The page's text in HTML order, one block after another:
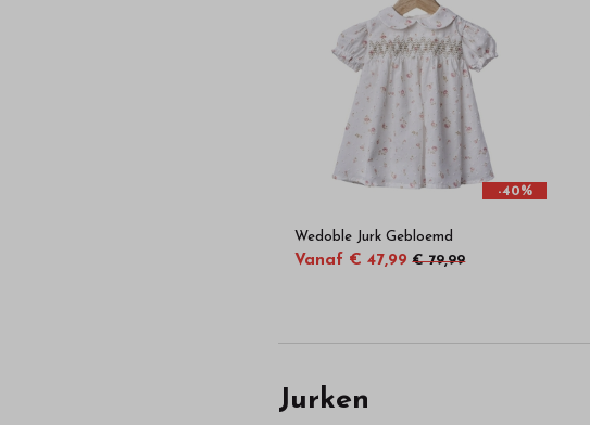
-40%
Wedoble Jurk Gebloemd
Vanaf € 47,99 € 79,99
Jurken